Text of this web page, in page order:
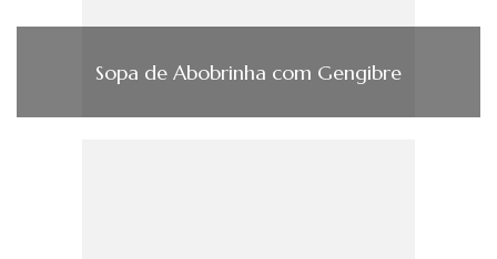
Sopa de Abobrinha com Gengibre